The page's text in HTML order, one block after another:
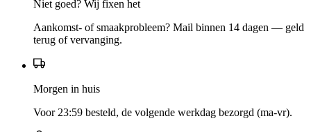
Niet goed? Wij fixen het
Aankomst- of smaakprobleem? Mail binnen 14 dagen — geld
terug of vervanging.
Morgen in huis
Voor 23:59 besteld, de volgende werkdag bezorgd (ma-vr).